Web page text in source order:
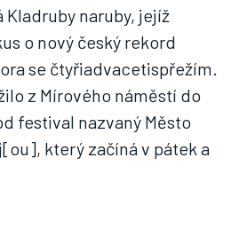
naruby, jejíž
o nový český rekord
se čtyřiadvacetispřežím.
z Mírového náměstí do
festival nazvaný Město
který začíná v pátek a